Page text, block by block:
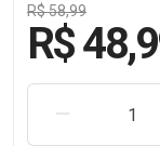
R$ 58,99
R$
REMOVER